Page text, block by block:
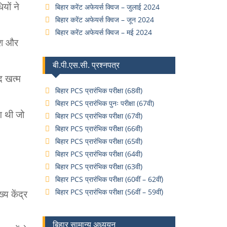
ने
और
खत्म
थी जो
केंद्र
बिहार करेंट अफेयर्स क्विज – जुलाई 2024
बिहार करेंट अफेयर्स क्विज – जून 2024
बिहार करेंट अफेयर्स क्विज – मई 2024
बी.पी.एस.सी. प्रश्नपत्र
बिहार PCS प्रारंभिक परीक्षा (68वी)
बिहार PCS प्रारंभिक पुनः परीक्षा (67वी)
बिहार PCS प्रारंभिक परीक्षा (67वी)
बिहार PCS प्रारंभिक परीक्षा (66वी)
बिहार PCS प्रारंभिक परीक्षा (65वी)
बिहार PCS प्रारंभिक परीक्षा (64वी)
बिहार PCS प्रारंभिक परीक्षा (63वी)
बिहार PCS प्रारंभिक परीक्षा (60वीं – 62वीं)
बिहार PCS प्रारंभिक परीक्षा (56वीं – 59वीं)
बिहार सामान्य अध्ययन